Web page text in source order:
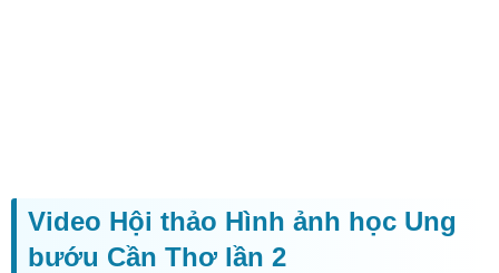
Video Hội thảo Hình ảnh học Ung
bướu Cần Thơ lần 2